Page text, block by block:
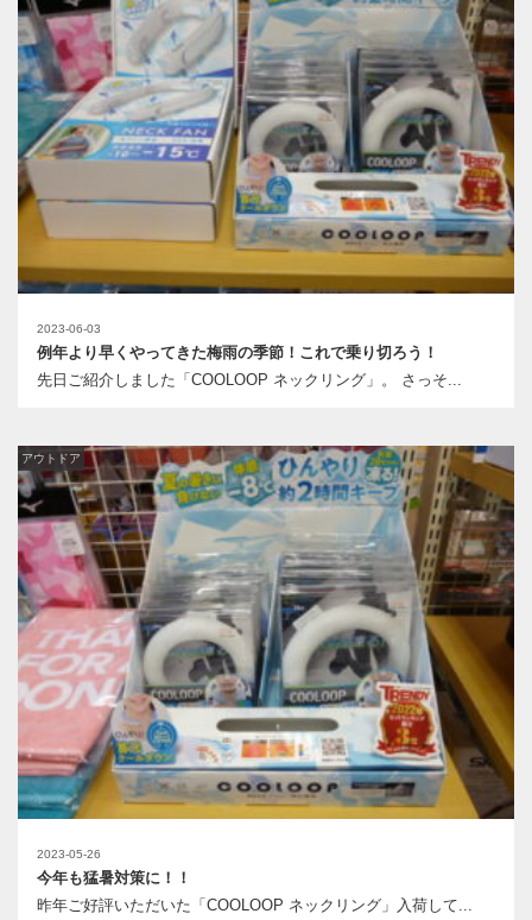
2023-06-03
例年より早くやってきた梅雨の季節！これで乗り切ろう！
先日ご紹介しました「COOLOOP ネックリング」。 さっそ...
2023-05-26
アウトドア
今年も猛暑対策に！！
昨年ご好評いただいた「COOLOOP ネックリング」入荷して...